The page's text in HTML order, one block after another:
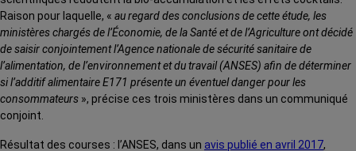
Raison pour laquelle, « au regard des conclusions de cette étude, les
ministères chargés de l’Économie, de la Santé et de l’Agriculture ont décidé
de saisir conjointement l’Agence nationale de sécurité sanitaire de
l’alimentation, de l’environnement et du travail (ANSES) afin de déterminer
si l’additif alimentaire E171 présente un éventuel danger pour les
consommateurs », précise ces trois ministères dans un communiqué
conjoint.
Résultat des courses : l’ANSES, dans un avis publié en avril 2017,